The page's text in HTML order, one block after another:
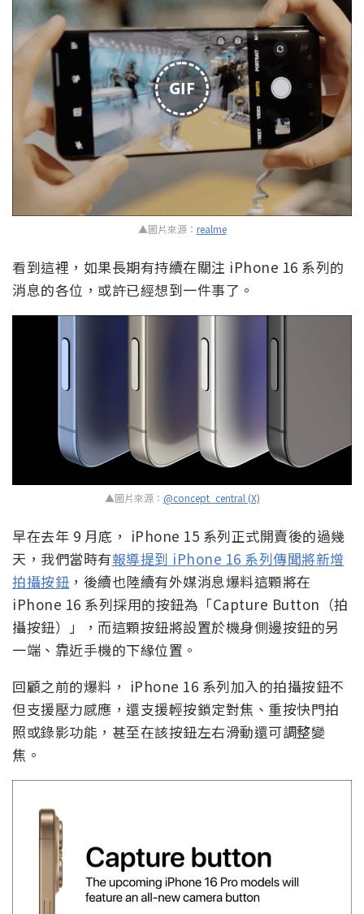
GIF
▲圖片來源： realme
看到這裡，如果長期有持續在關注 iPhone 16 系列的
消息的各位，或許已經想到一件事了。
▲圖片來源： @concept_central (X)
早在去年 9 月底， iPhone 15 系列正式開賣後的過幾
天，我們當時有報導提到 iPhone 16 系列傳聞將新增
拍攝按鈕 ，後續也陸續有外媒消息爆料這顆將在
iPhone 16 系列採用的按鈕為「Capture Button（拍
攝按鈕）」，而這顆按鈕將設置於機身側邊按鈕的另
一端、靠近手機的下緣位置。
回顧之前的爆料， iPhone 16 系列加入的拍攝按鈕不
但支援壓力感應，還支援輕按鎖定對焦、重按快門拍
照或錄影功能，甚至在該按鈕左右滑動還可調整變
焦。